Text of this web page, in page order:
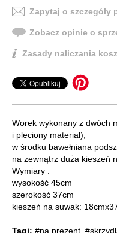
Zapytaj o szczegóły
Zobacz opinie o
Zasady naliczania
Worek wykonany z dwóch
i pleciony materiał),
w środku bawełniana
na zewnątrz duża kieszeń
Wymiary :
wysokość 45cm
szerokość 37cm
kieszeń na suwak:
Tagi: #na prezent